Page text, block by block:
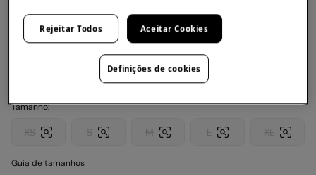
+10% EXTRA NA CESTA
Côr:bege
Tamanho:
XS S M L XL
Guia de tamanhos
Rejeitar Todos Aceitar Cookies
Definições de cookies